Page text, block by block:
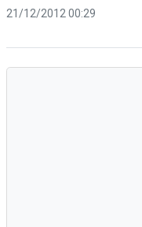
21/12/2012 00:29